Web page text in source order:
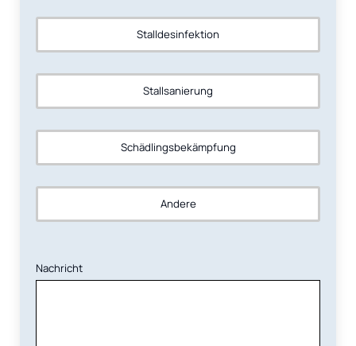
Stalldesinfektion
Stallsanierung
Schädlingsbekämpfung
Andere
Nachricht